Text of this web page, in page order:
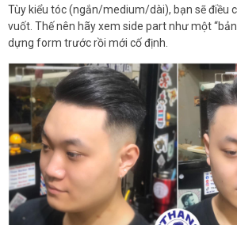
Tùy kiểu tóc (ngắn/medium/dài), bạn sẽ điều
vuốt. Thế nên hãy xem side part như một
dựng form trước rồi mới cố định.